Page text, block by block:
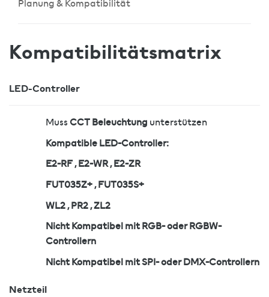
Planung & Kompatibilität
Kompatibilitätsmatrix
LED-Controller
MussCCT Beleuchtung unterstützen
Kompatible LED-Controller:
E2-RF , E2-WR , E2-ZR
FUT035Z+ , FUT035S+
WL2 , PR2 , ZL2
Nicht Kompatibel mit RGB- oder RGBW-
Controllern
Nicht Kompatibel mit SPI- oder DMX-Controllern
Netzteil